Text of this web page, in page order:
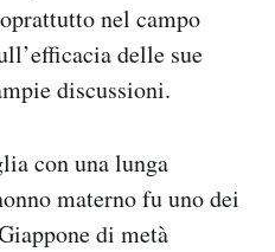
nel campo
delle sue
discussioni.
con una lunga
materno fu uno dei
di metà